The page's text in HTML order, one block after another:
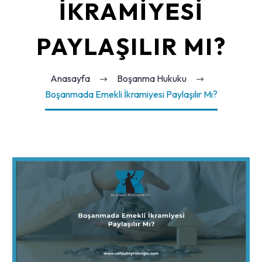
İKRAMIYESI
PAYLAŞILIR MI?
Anasayfa
Boşanma Hukuku
Boşanmada Emekli İkramiyesi Paylaşılır Mı?